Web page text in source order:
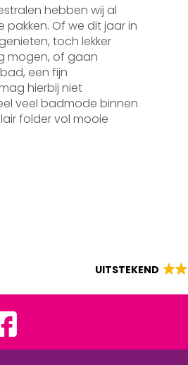
hebben wij al
Of we dit jaar in
toch lekker
mogen, of gaan
een fijn
hierbij niet
veel badmode binnen
folder vol mooie
UITSTEKEND